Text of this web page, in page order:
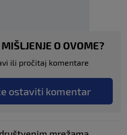
O OVOME?
ili pročitaj komentare
ostaviti komentar